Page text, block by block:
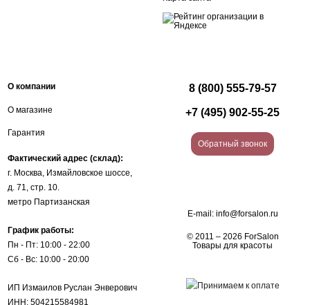
О компании
О магазине
Гарантия
Фактический адрес (склад):
г. Москва, Измайловское шоссе,
д. 71, стр. 10.
метро Партизанская
График работы:
Пн - Пт: 10:00 - 22:00
Сб - Вс: 10:00 - 20:00
ИП Измаилов Руслан Энверович
ИНН: 504215584981
8 (800) 555-79-57
+7 (495) 902-55-25
Обратный звонок
E-mail: info@forsalon.ru
© 2011 – 2026 ForSalon
Товары для красоты